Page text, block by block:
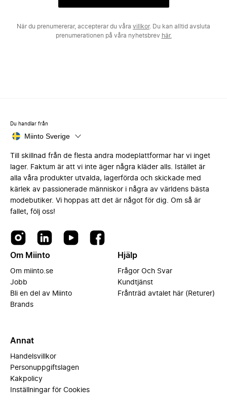
När du prenumererar, accepterar du våra villkor. Du kan alltid avsluta
prenumerationen på våra nyhetsbrev här.
Du handlar från
Miinto Sverige
Till skillnad från de flesta andra modeplattformar har vi inget
lager. Faktum är att vi inte äger några kläder alls. Istället är
alla våra produkter utvalda, lagerförda och skickade med
kärlek av passionerade människor i några av världens bästa
modebutiker. Vi hoppas att det är något för dig. Om så är
fallet, följ oss!
Om Miinto
Om miinto.se
Jobb
Bli en del av Miinto
Brands
Hjälp
Frågor Och Svar
Kundtjänst
Frånträd avtalet här (Returer)
Annat
Handelsvillkor
Personuppgiftslagen
Kakpolicy
Inställningar för Cookies